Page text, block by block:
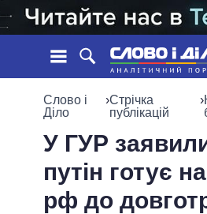
НОВИНИ
СТРІЧКА
СТАТТІ
ДУМКИ
УСІ ПОЛІТИКИ
Слово і
Діло
›Стрічка
публікацій
›
У ГУР
путін готує
рф до